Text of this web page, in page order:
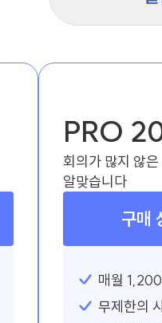
PRO
회의가 많지 않
알맞습니다
구매
매월
무제한의